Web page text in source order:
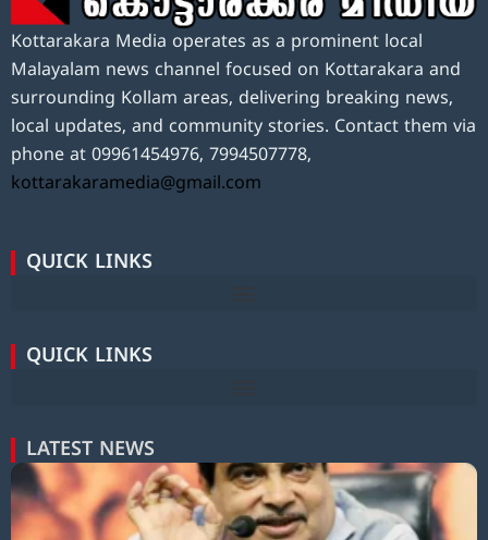
Kottarakara Media operates as a prominent local
Malayalam news channel focused on Kottarakara and
surrounding Kollam areas, delivering breaking news,
local updates, and community stories. Contact them via
phone at 09961454976, 7994507778,
kottarakaramedia@gmail.com
QUICK LINKS
QUICK LINKS
LATEST NEWS